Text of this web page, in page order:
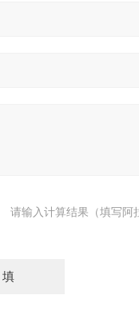
请输入计算结果（填写阿